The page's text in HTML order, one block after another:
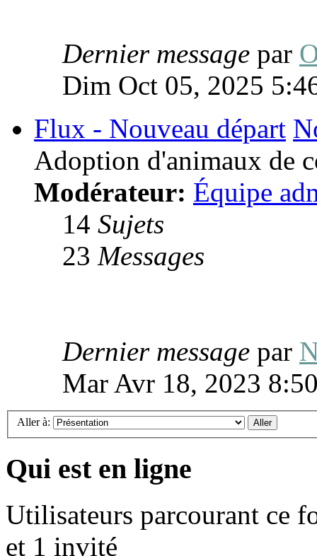
Dernier message par
Dim Oct 05, 2025
Flux - Nouveau départ
Adoption d'animaux de
Modérateur: Équipe
14 Sujets
23 Messages
Dernier message par
Mar Avr 18, 2023
Aller à:
Qui est en ligne
Utilisateurs parcourant ce
et 1 invité